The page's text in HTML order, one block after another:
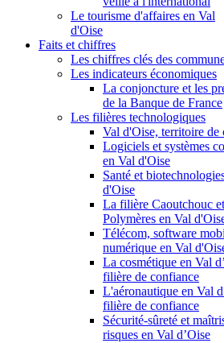
Le tourisme d'affaires en Val
d'Oise
Faits et chiffres
Les chiffres clés des
Les indicateurs économiques
La conjoncture et les
de la Banque de France
Les filières technologiques
Val d'Oise, territoire de
Logiciels et systèmes
en Val d'Oise
Santé et
d'Oise
La filière Caoutchouc et
Polymères en Val
Télécom, software
numérique en Val
La cosmétique en Val
filière de confiance
L'aéronautique en Val
filière de confiance
Sécurité-sûreté et
risques en Val d’Oise